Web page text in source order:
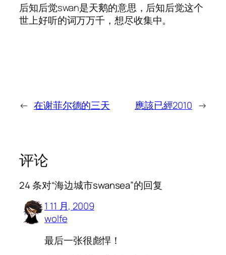
后知后觉swan是天鹅的意思，后知后觉这个
世上好听的词万万千，想尽收集中。
← 在谢菲尔德的三天 應該已經2010 →
评论
24 条对“海边城市swansea”的回复
1 11 月, 2009
wolfe
最后一张很彪悍！